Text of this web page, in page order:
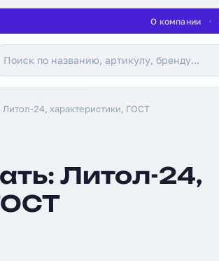
О компании
Литол-24, характеристики, ГОСТ
Литол-24,